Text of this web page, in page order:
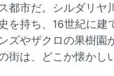
市だ。シルダリヤ
持ち、16世紀に
ズやザクロの果樹園
街は、どこか懐か